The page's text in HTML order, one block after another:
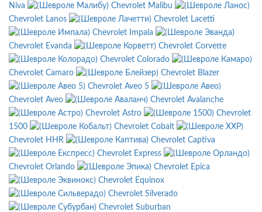
Niva
Chevrolet Malibu
Chevrolet Lanos
Chevrolet Lacetti
Chevrolet Impala
Chevrolet Evanda
Chevrolet Corvette
Chevrolet Colorado
Chevrolet Camaro
Chevrolet Blazer
Chevrolet Aveo 5
Chevrolet Aveo
Chevrolet Avalanche
Chevrolet Astro
Chevrolet
1500
Chevrolet Cobalt
Chevrolet HHR
Chevrolet Captiva
Chevrolet Express
Chevrolet Orlando
Chevrolet Epica
Chevrolet Equinox
Chevrolet Silverado
Chevrolet Suburban